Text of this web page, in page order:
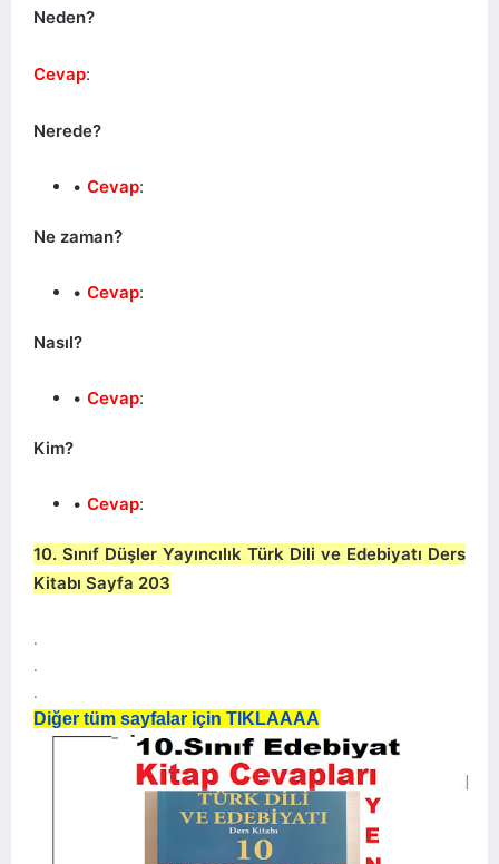
Neden?
Cevap:
Nerede?
Cevap:
Ne zaman?
Cevap:
Nasıl?
Cevap:
Kim?
Cevap:
10. Sınıf Düşler Yayıncılık Türk Dili ve Edebiyatı Ders
Kitabı Sayfa 203
.
.
.
Diğer tüm sayfalar için TIKLAAAA